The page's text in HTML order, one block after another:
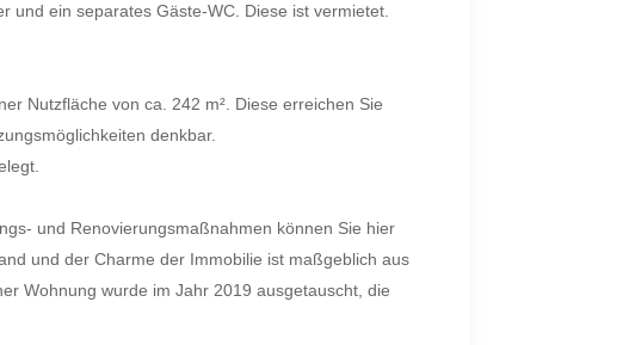
und ein separates Gäste-WC. Diese ist vermietet.
Nutzfläche von ca. 242 m². Diese erreichen Sie
denkbar.
und Renovierungsmaßnahmen können Sie hier
und der Charme der Immobilie ist maßgeblich aus
Wohnung wurde im Jahr 2019 ausgetauscht, die